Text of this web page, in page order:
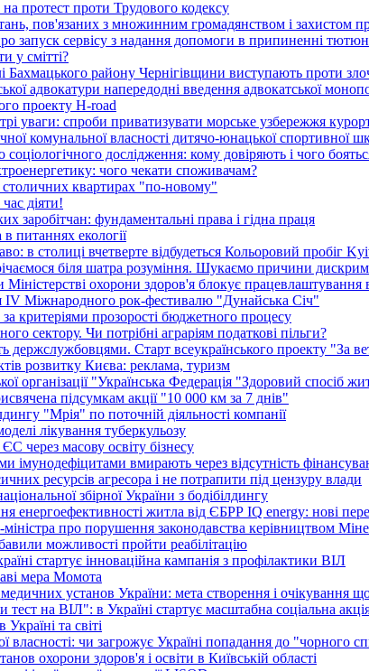
протест проти Трудового кодексу
пов'язаних з множинним громадянством і захистом
запуск сервісу з надання допомоги в припиненні
у смітті?
Бахмацького району Чернігівщини виступають проти
адвокатури напередодні введення адвокатської
проекту H-road
уваги: спроби приватизувати морське узбережжя
комунальної власності дитячо-юнацької спортивної
соціологічного дослідження: кому довіряють і чого
чого чекати споживачам?
столичних квартирах "по-новому"
діяти!
заробітчан: фундаментальні права і гідна праця
в питаннях екології
в столиці вчетверте відбудеться Кольоровий пробіг
біля шатра розуміння. Шукаємо причини
охорони здоров'я блокує працевлаштування
IV Міжнародного рок-фестивалю "Дунайська Січ"
критеріями прозорості бюджетного процесу
сектору. Чи потрібні аграріям податкові пільги?
держслужбовцями. Старт всеукраїнського проекту "За
розвитку Києва: реклама, туризм
організації "Українська Федерація "Здоровий спосіб
підсумкам акції "10 000 км за 7 днів"
"Мрія" по поточній діяльності компанії
лікування туберкульозу
через масову освіту бізнесу
імунодефіцитами вмирають через відсутність
ресурсів агресора і не потрапити під цензуру влади
збірної України з бодібілдингу
енергоефективності житла від ЄБРР IQ energy: нові
про порушення законодавства керівництвом
можливості пройти реабілітацію
стартує інноваційна кампанія з профілактики ВІЛ
мера Момота
установ України: мета створення і очікування
тест на ВІЛ": в Україні стартує масштабна соціальна
та світі
власності: чи загрожує Україні попадання до "чорного
охорони здоров'я і освіти в Київській області